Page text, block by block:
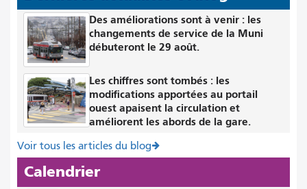
Des améliorations sont à venir : les
changements de service de la Muni
débuteront le 29 août.
Les chiffres sont tombés : les
modifications apportées au portail
ouest apaisent la circulation et
améliorent les abords de la gare.
Voir tous les articles du blog
Calendrier